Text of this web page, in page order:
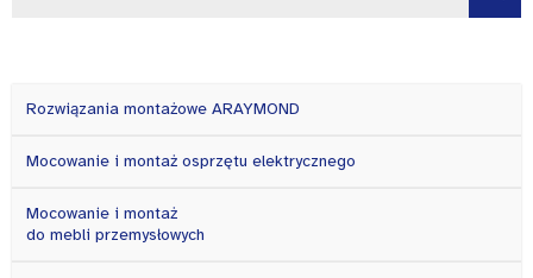
Rozwiązania montażowe ARAYMOND
Mocowanie i montaż osprzętu elektrycznego
Mocowanie i montaż
do mebli przemysłowych